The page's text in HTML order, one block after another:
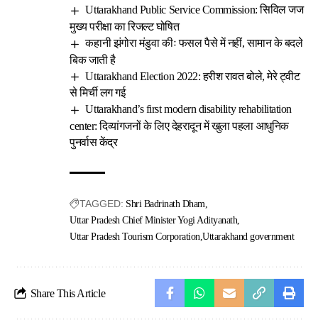
Uttarakhand Public Service Commission: सिविल जज
मुख्य परीक्षा का रिजल्ट घोषित
कहानी झंगोरा मंडुवा कीः फसल पैसे में नहीं, सामान के बदले
बिक जाती है
Uttarakhand Election 2022: हरीश रावत बोले, मेरे ट्वीट
से मिर्ची लग गई
Uttarakhand’s first modern disability rehabilitation
center: दिव्यांगजनों के लिए देहरादून में खुला पहला आधुनिक
पुनर्वास केंद्र
TAGGED: Shri Badrinath Dham
Uttar Pradesh Chief Minister Yogi Adityanath
Uttar Pradesh Tourism Corporation Uttarakhand government
Share This Article